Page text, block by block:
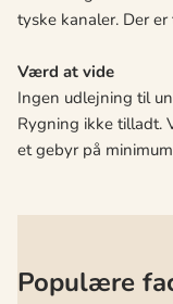
tyske kanaler. Der
Værd at vide
Ingen udlejning til
Rygning ikke tilladt.
et gebyr på
Populære